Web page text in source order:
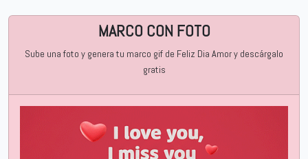
MARCO CON FOTO
Sube una foto y genera tu marco gif de Feliz Dia Amor y descárgalo
gratis